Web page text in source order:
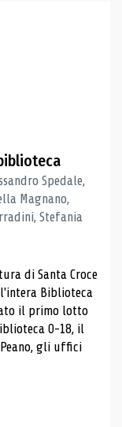
Spedale,
Magnano,
Stefania
di Santa Croce
Biblioteca
il primo lotto
0-18, il
gli uffici